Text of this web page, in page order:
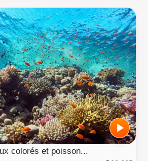
colorés et poisson...